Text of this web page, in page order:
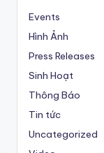
Events
Hình Ảnh
Press Releases
Sinh Hoạt
Thông Báo
Tin tức
Uncategorized